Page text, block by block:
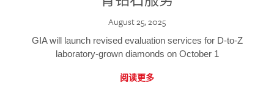
August 25, 2025
GIA will launch revised evaluation services for D-to-Z
laboratory-grown diamonds on October 1
阅读更多